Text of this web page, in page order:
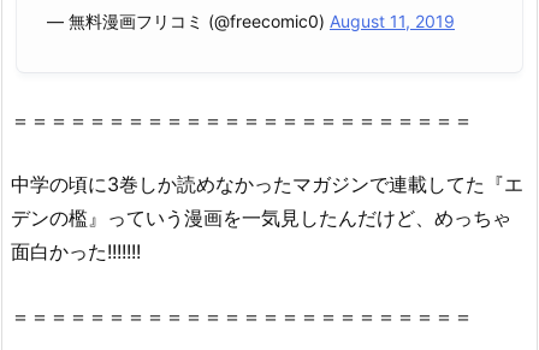
星
ロ
ミ
（漫
村
— 無料漫画フリコミ (@freecomic0) August 11, 2019
＝＝＝＝＝＝＝＝＝＝＝＝＝＝＝＝＝＝＝＝＝＝＝＝
中学の頃に3巻しか読めなかったマガジンで連載してた『エ
デンの檻』っていう漫画を一気見したんだけど、めっちゃ
面白かった!!!!!!!
＝＝＝＝＝＝＝＝＝＝＝＝＝＝＝＝＝＝＝＝＝＝＝＝